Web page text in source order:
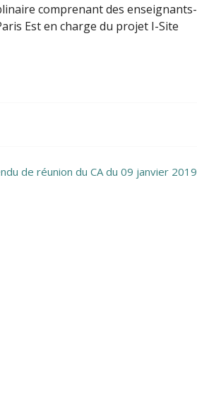
comprenant des enseignants-
Est en charge du projet I-Site
de réunion du CA du 09 janvier 2019